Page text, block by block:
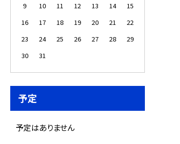
9
10 11 12 13 14
15
16
17 18 19 20 21
22
23
24 25 26 27 28
29
30
31
予定
予定はありません